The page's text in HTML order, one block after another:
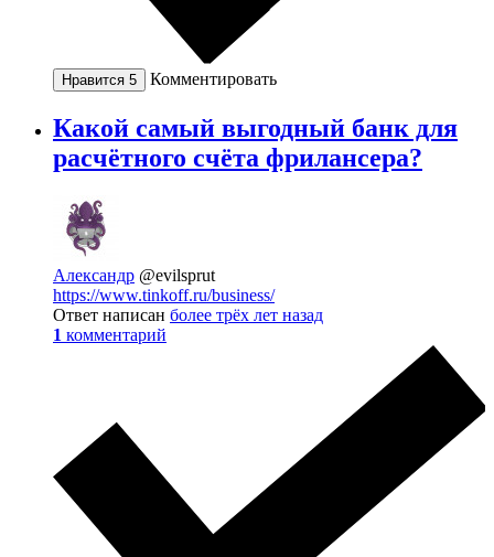
Нравится 5 Комментировать
Какой самый выгодный банк для
расчётного счёта фрилансера?
Александр @evilsprut
https://www.tinkoff.ru/business/
Ответ написан более трёх лет назад
1 комментарий